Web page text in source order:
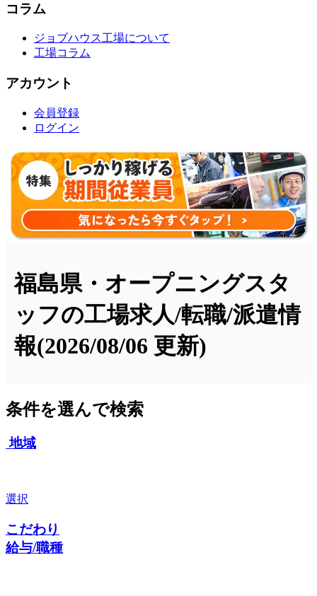
コラム
ジョブハウス工場について
工場コラム
アカウント
会員登録
ログイン
福島県・オープニングスタ
ッフの工場求人/転職/派遣情
報(2026/08/06 更新)
条件を選んで検索
地域
選択
こだわり
給与/職種